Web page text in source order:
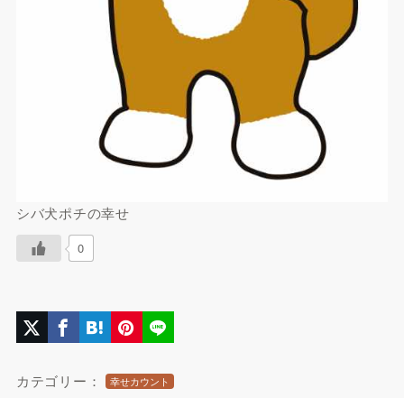
シバ犬ポチの幸せ
0
カテゴリー： 幸せカウント